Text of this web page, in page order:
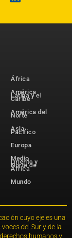
África
América
Latina y el
Caribe
América del
Norte
Asia-
Pacífico
Europa
Medio
Oriente y
Norte de
África
Mundo
cuyo eje es una
del Sur y de la
humanos y